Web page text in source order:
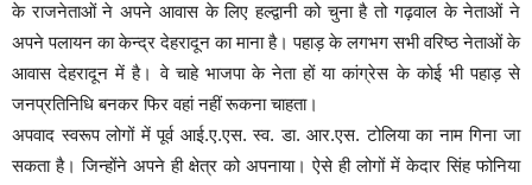
के राजनेताओं ने अपने आवास के लिए हल्द्वानी को चुना है तो गढ़वाल के नेताओं ने
अपने पलायन का केन्द्र देहरादून का माना है। पहाड़ के लगभग सभी वरिष्ठ नेताओं के
आवास देहरादून में है। वे चाहे भाजपा के नेता हों या कांग्रेस के कोई भी पहाड़ से
जनप्रतिनिधि बनकर फिर वहां नहीं रूकना चाहता।
अपवाद स्वरूप लोगों में पूर्व आई.ए.एस. स्व. डा. आर.एस. टोलिया का नाम गिना जा
सकता है। जिन्होंने अपने ही क्षेत्र को अपनाया। ऐसे ही लोगों में केदार सिंह फोनिया